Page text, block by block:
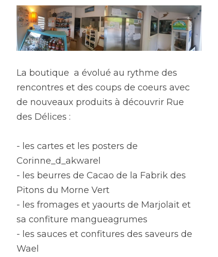
La boutique  a évolué au rythme des
rencontres et des coups de coeurs avec
de nouveaux produits à découvrir Rue
des Délices :
- les cartes et les posters de
Corinne_d_akwarel
- les beurres de Cacao de la Fabrik des
Pitons du Morne Vert
- les fromages et yaourts de Marjolait et
sa confiture mangueagrumes
- les sauces et confitures des saveurs de
Wael